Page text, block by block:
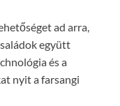
ad arra,
együtt
és a
nyit a farsangi